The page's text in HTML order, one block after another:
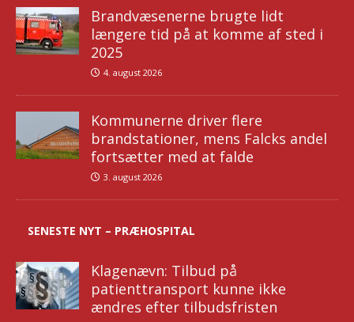
Brandvæsenerne brugte lidt
længere tid på at komme af sted i
2025
4. august 2026
Kommunerne driver flere
brandstationer, mens Falcks andel
fortsætter med at falde
3. august 2026
SENESTE NYT – PRÆHOSPITAL
Klagenævn: Tilbud på
patienttransport kunne ikke
ændres efter tilbudsfristen